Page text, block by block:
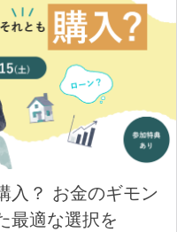
入？ お金のギモン
最適な選択を